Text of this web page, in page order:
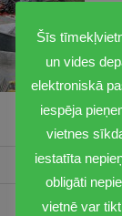
Šīs
un vides
elektroniskā
iespēja
vietnes
iestatīta
obligāti
vietnē var